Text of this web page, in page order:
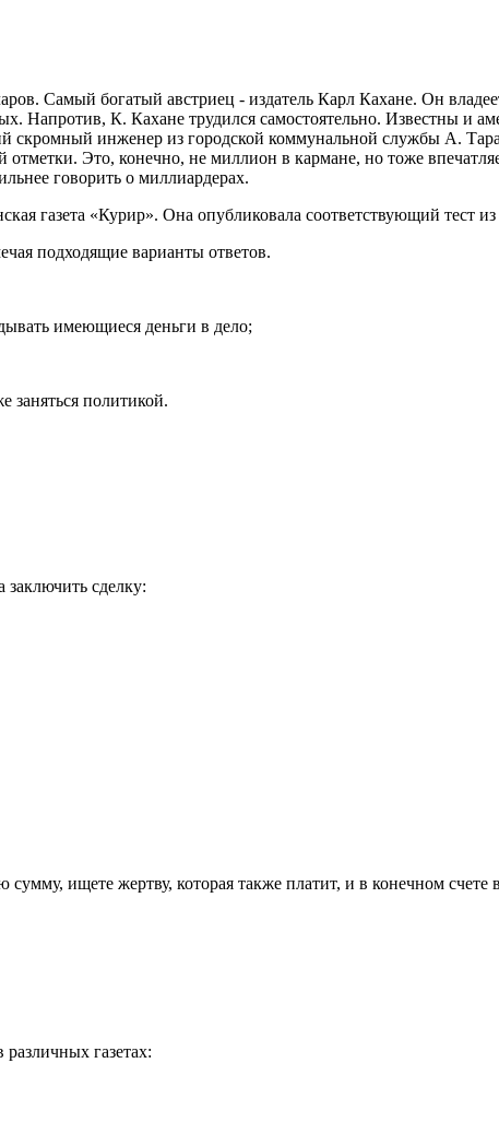
Самый богатый австриец - издатель Карл Кахане. Он
Напротив, К. Кахане трудился самостоятельно. Известны и
инженер из городской коммунальной службы А.
Это, конечно, не миллион в кармане, но тоже
говорить о миллиардерах.
газета «Курир». Она опубликовала соответствующий тест
подходящие вари­анты ответов.
имеющиеся деньги в дело;
политикой.
сделку:
ищете жертву, которая также платит, и в конечном счете
газетах: